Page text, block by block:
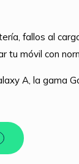
fallos al
tu móvil con
A, la gama